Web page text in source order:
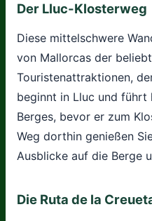
Der Lluc-Klosterweg
Diese mittelschwere
von Mallorcas der
Touristenattraktionen,
beginnt in Lluc und führt
Berges, bevor er zum
Weg dorthin genießen
Ausblicke auf die Berge
Die Ruta de la